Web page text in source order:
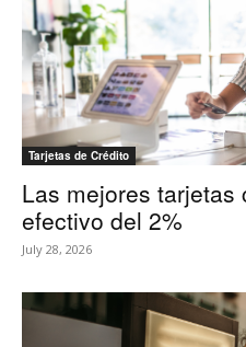
Tarjetas de Crédito
Las mejores tarjetas
efectivo del 2%
July 28, 2026